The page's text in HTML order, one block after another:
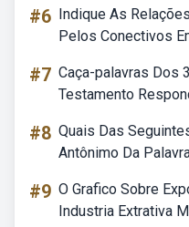
#6 Indique As
Pelos Conectivos
#7 Caça-palavras Dos
Testamento
#8 Quais Das
Antônimo Da
#9 O Grafico Sobre
Industria Extrativa